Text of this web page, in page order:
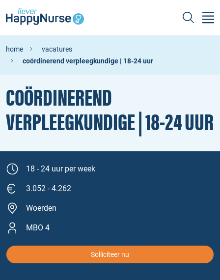
home
vacatures
coördinerend verpleegkundige | 18-24 uur
COÖRDINEREND
VERPLEEGKUNDIGE | 18‑24 UUR
18 - 24 uur per week
3.052 - 4.262
Woerden
MBO 4
Solliciteer nu